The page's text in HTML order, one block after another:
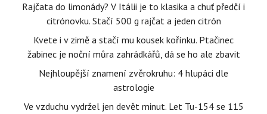
Rajčata do limonády? V Itálii je to klasika a chuť předčí i
citrónovku. Stačí 500 g rajčat a jeden citrón
Kvete i v zimě a stačí mu kousek kořínku. Ptačinec
žabinec je noční můra zahrádkářů, dá se ho ale zbavit
Nejhloupější znamení zvěrokruhu: 4 hlupáci dle
astrologie
Ve vzduchu vydržel jen devět minut. Let Tu-154 se 115